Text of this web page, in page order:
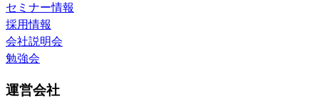
セミナー情報
採用情報
会社説明会
勉強会
運営会社